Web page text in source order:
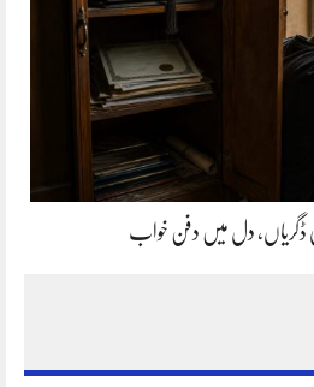
ڈگریاں، دل میں دفن خواب